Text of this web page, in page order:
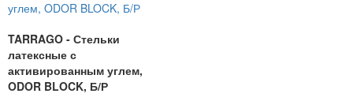
TARRAGO - Стельки
латексные с
активированным углем,
ODOR BLOCK, Б/Р